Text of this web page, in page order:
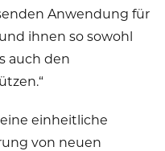
Anwendung für
ihnen so sowohl
auch den
einheitliche
von neuen